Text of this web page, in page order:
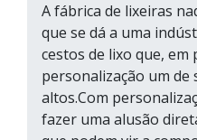
A fábrica de lixeiras
que se dá a uma
cestos de lixo que,
personalização um de
altos.Com
fazer uma alusão